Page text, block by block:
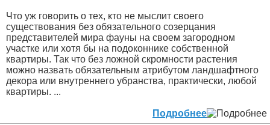
Что уж говорить о тех, кто не мыслит своего
существования без обязательного созерцания
представителей мира фауны на своем загородном
участке или хотя бы на подоконнике собственной
квартиры. Так что без ложной скромности растения
можно назвать обязательным атрибутом ландшафтного
декора или внутреннего убранства, практически, любой
квартиры. ...
Подробнее